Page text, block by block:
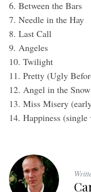
6. Between the Bars
7. Needle in the Hay
8. Last Call
9. Angeles
10. Twilight
11. Pretty (Ugly
12. Angel in the Snow
13. Miss Misery
14. Happiness (single